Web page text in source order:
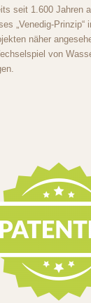
seit 1.600 Jahren
„Venedig-Prinzip“
näher
von